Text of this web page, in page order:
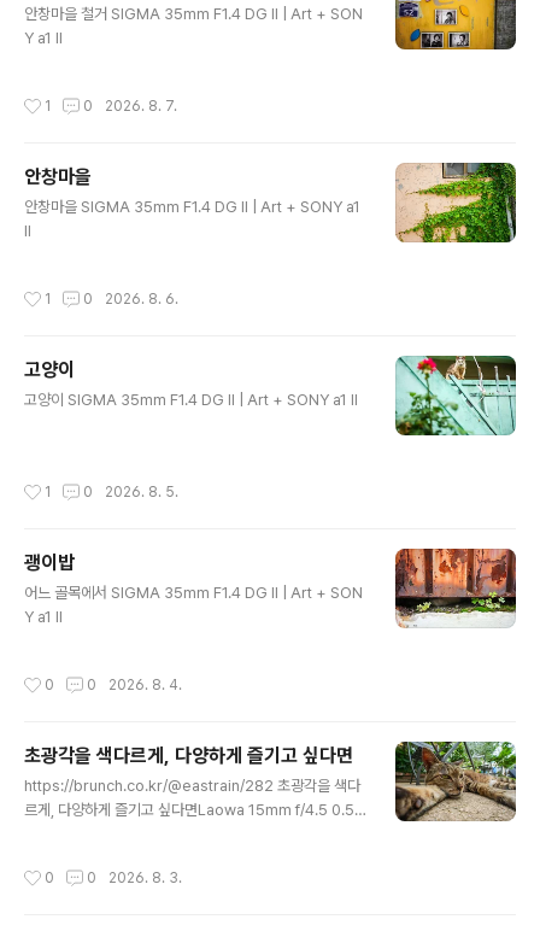
안창마을 철거 SIGMA 35mm F1.4 DG II | Art + SON
Y a1 II
1 0 2026. 8. 7.
안창마을
안창마을 SIGMA 35mm F1.4 DG II | Art + SONY a1
II
1 0 2026. 8. 6.
고양이
고양이 SIGMA 35mm F1.4 DG II | Art + SONY a1 II
1 0 2026. 8. 5.
괭이밥
어느 골목에서 SIGMA 35mm F1.4 DG II | Art + SON
Y a1 II
0 0 2026. 8. 4.
초광각을 색다르게, 다양하게 즐기고 싶다면
https://brunch.co.kr/@eastrain/282 초광각을 색다
르게, 다양하게 즐기고 싶다면Laowa 15mm f/4.5 0.5X
n 21mm F4.5가 있었고, 이후 선보인 Zeiss Hologon
0 0 2026. 8. 3.